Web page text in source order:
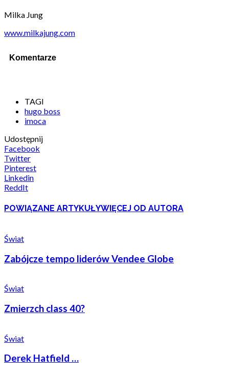
Milka Jung
www.milkajung.com
Komentarze
TAGI
hugo boss
imoca
Udostępnij
Facebook
Twitter
Pinterest
Linkedin
ReddIt
POWIĄZANE ARTYKUŁYWIĘCEJ OD AUTORA
Świat
Zabójcze tempo liderów Vendee Globe
Świat
Zmierzch class 40?
Świat
Derek Hatfield …